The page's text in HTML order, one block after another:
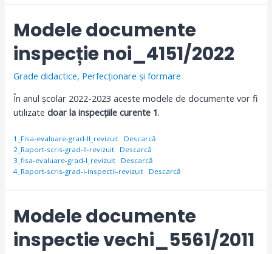
Modele documente
inspecție noi_4151/2022
Grade didactice, Perfecționare și formare
În anul școlar 2022-2023 aceste modele de documente vor fi
utilizatedoar la inspecțiile curente 1.
1_Fisa-evaluare-grad-II_revizuit
Descarcă
2_Raport-scris-grad-II-revizuit
Descarcă
3_fisa-evaluare-grad-I_revizuit
Descarcă
4_Raport-scris-grad-I-inspectii-revizuit
Descarcă
Modele documente
inspectie vechi_5561/2011